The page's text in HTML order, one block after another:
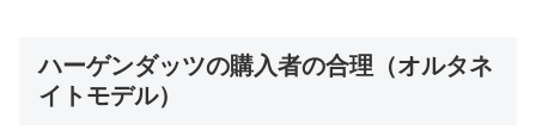
ハーゲンダッツの購入者の合理（オルタネ
イトモデル）